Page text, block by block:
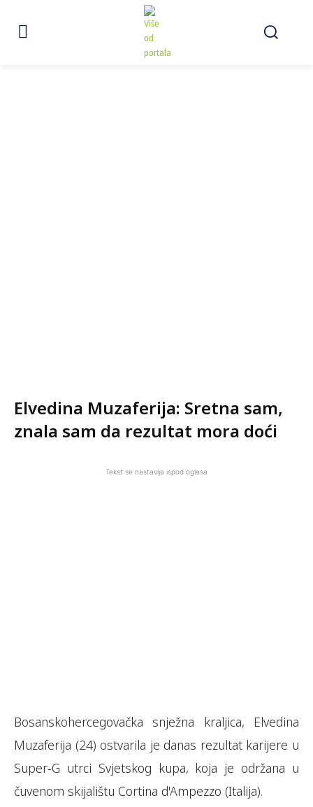
Elvedina Muzaferija: Sretna sam,
znala sam da rezultat mora doći
Tekst se nastavlja ispod oglasa
Bosanskohercegovačka snježna kraljica, Elvedina
Muzaferija (24) ostvarila je danas rezultat karijere u
Super-G utrci Svjetskog kupa, koja je održana u
čuvenom skijalištu Cortina d'Ampezzo (Italija).